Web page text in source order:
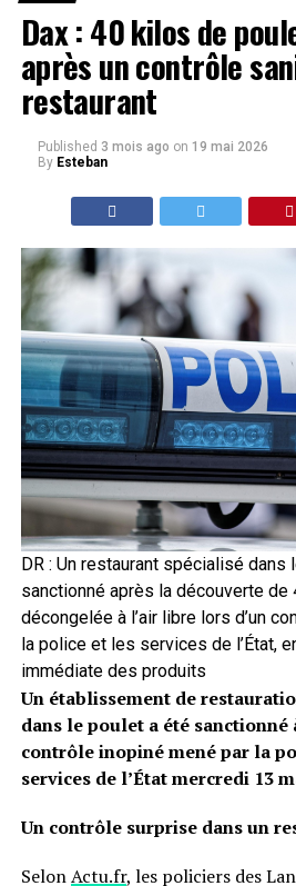
Dax : 40 kilos de
après un contrôle
restaurant
Published 3 mois ago on 19 mai 2026
By Esteban
DR : Un restaurant spécialisé dans
sanctionné après la découverte
décongelée à l’air libre lors d’un
la police et les services de l’État,
immédiate des produits
Un établissement de
dans le poulet a été sanctionné
contrôle inopiné mené par la
services de l’État mercredi 13
Un contrôle surprise dans un
SelonActu.fr, les policiers des